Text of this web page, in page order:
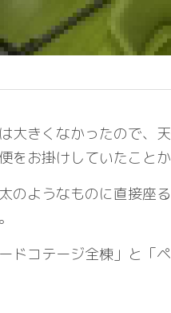
大きくなかったので、
をお掛けしていたことか
のようなものに直接座
ドコテージ全棟」と「